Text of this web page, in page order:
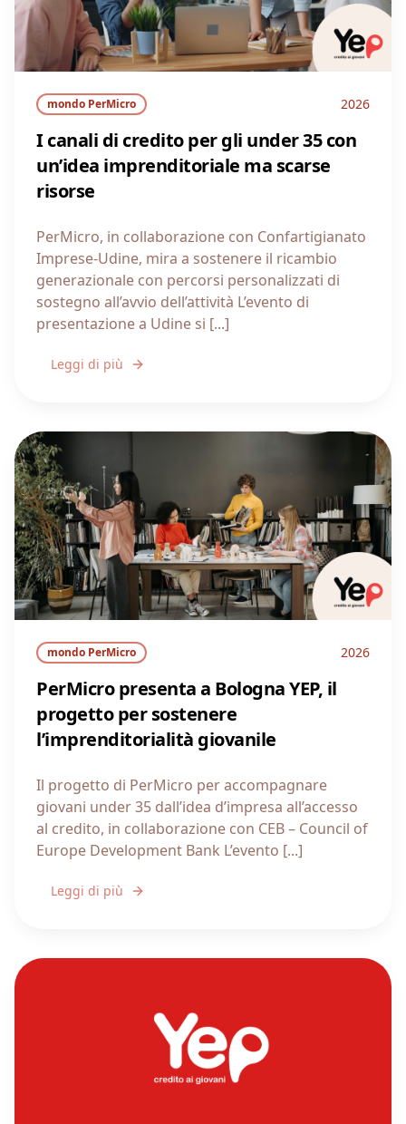
mondo PerMicro 2026
I canali di credito per gli under 35 con
un’idea imprenditoriale ma scarse
risorse
PerMicro, in collaborazione con Confartigianato
Imprese-Udine, mira a sostenere il ricambio
generazionale con percorsi personalizzati di
sostegno all’avvio dell’attività L’evento di
presentazione a Udine si [...]
Leggi di più
mondo PerMicro 2026
PerMicro presenta a Bologna YEP, il
progetto per sostenere
l’imprenditorialità giovanile
Il progetto di PerMicro per accompagnare
giovani under 35 dall’idea d’impresa all’accesso
al credito, in collaborazione con CEB – Council of
Europe Development Bank L’evento [...]
Leggi di più